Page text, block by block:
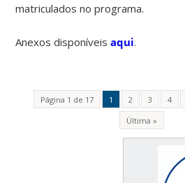
matriculados no programa.
Anexos disponíveisaqui.
Página 1 de 17 1 2 3 4
Última »